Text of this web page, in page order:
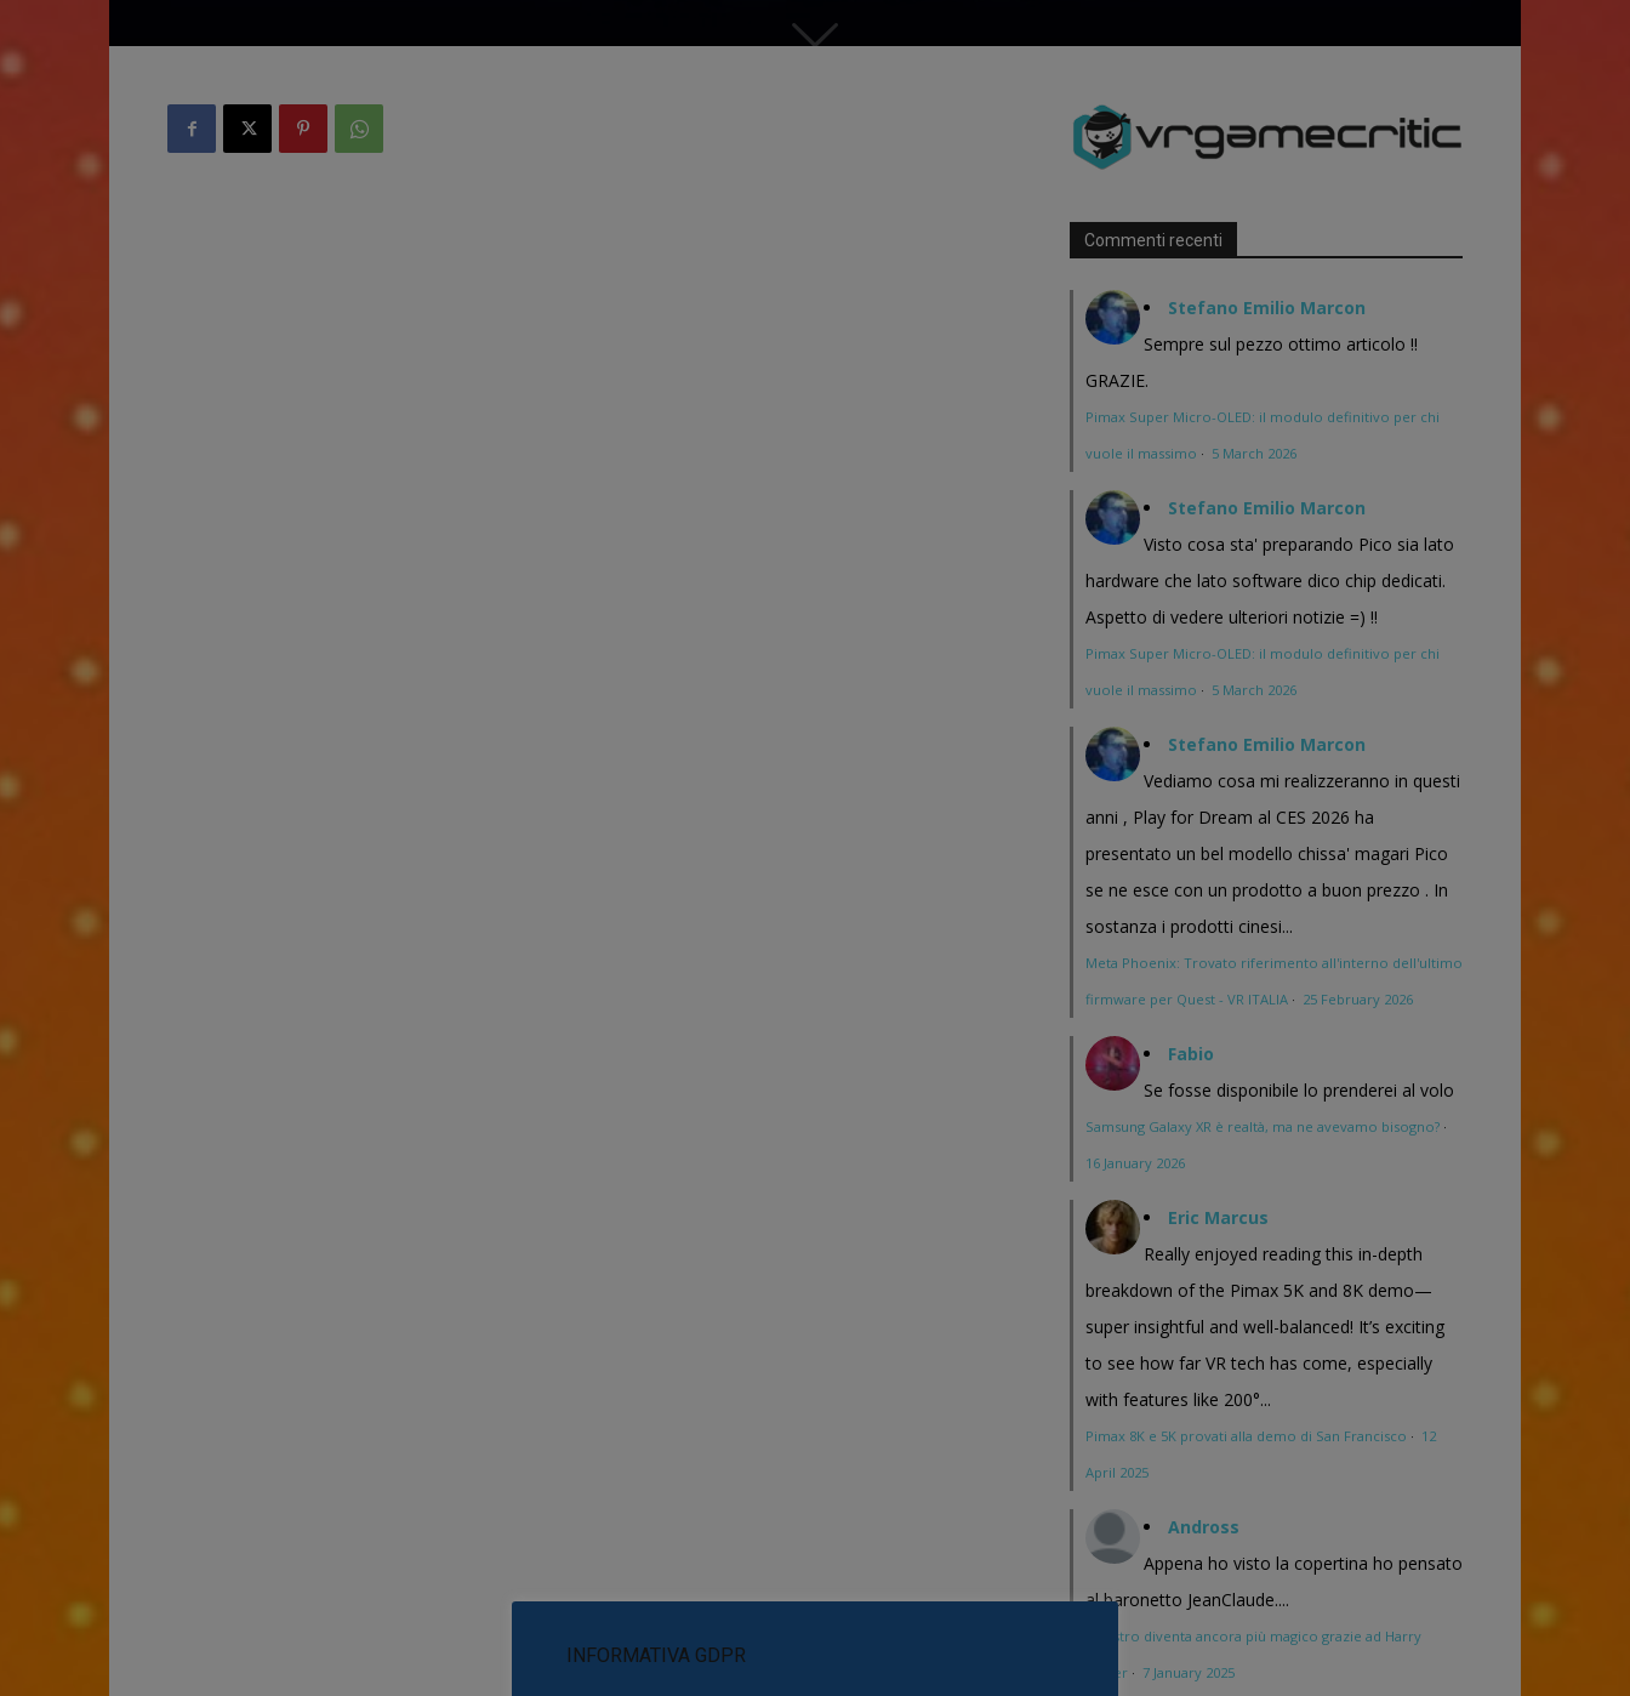
Commenti recenti
Stefano Emilio Marcon
Sempre sul pezzo ottimo articolo !!
GRAZIE.
Pimax Super Micro-OLED: il modulo definitivo per chi
vuole il massimo · 5 March 2026
Stefano Emilio Marcon
Visto cosa sta' preparando Pico sia lato
hardware che lato software dico chip dedicati.
Aspetto di vedere ulteriori notizie =) !!
Pimax Super Micro-OLED: il modulo definitivo per chi
vuole il massimo · 5 March 2026
Stefano Emilio Marcon
Vediamo cosa mi realizzeranno in questi
anni , Play for Dream al CES 2026 ha
presentato un bel modello chissa' magari Pico
se ne esce con un prodotto a buon prezzo . In
sostanza i prodotti cinesi...
Meta Phoenix: Trovato riferimento all'interno dell'ultimo
firmware per Quest - VR ITALIA · 25 February 2026
Fabio
Se fosse disponibile lo prenderei al volo
Samsung Galaxy XR è realtà, ma ne avevamo bisogno? ·
16 January 2026
Eric Marcus
Really enjoyed reading this in-depth
breakdown of the Pimax 5K and 8K demo—
super insightful and well-balanced! It’s exciting
to see how far VR tech has come, especially
with features like 200°...
Pimax 8K e 5K provati alla demo di San Francisco · 12
April 2025
Andross
Appena ho visto la copertina ho pensato
al baronetto JeanClaude....
Maestro diventa ancora più magico grazie ad Harry
Potter · 7 January 2025
INFORMATIVA GDPR